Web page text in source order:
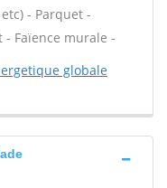
- Parquet -
- Faïence murale -
globale